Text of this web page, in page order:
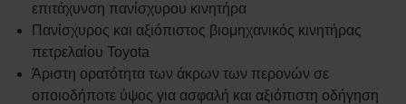
επιτάχυνση πανίσχυρου κινητήρα
Πανίσχυρος και αξιόπιστος βιομηχανικός κινητήρας
πετρελαίου Toyota
Άριστη ορατότητα των άκρων των περονών σε
οποιοδήποτε ύψος για ασφαλή και αξιόπιστη οδήγηση